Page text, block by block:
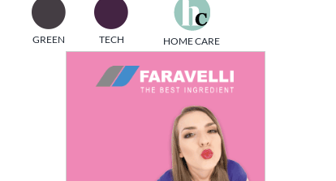
GREEN TECH HOME CARE